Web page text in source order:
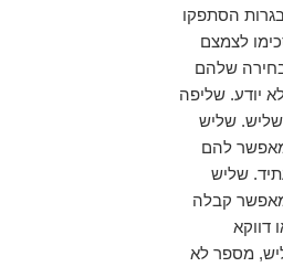
הסתפקו
לצמצם
שלהם
יודע. שליפה
שליש
להם
שליש
קבלה
דווקא
מספר לא